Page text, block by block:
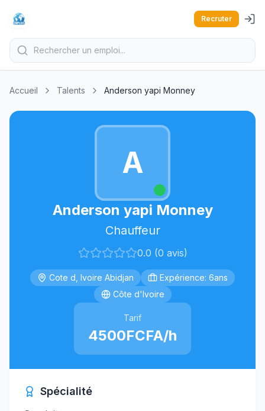
Recruter
Accueil Talents Anderson yapi Monney
A
Anderson yapi Monney
Chauffeur
0.0 (0 avis)
Cote d, Ivoire Abidjan
Expérience: 6ans
Côte d'Ivoire
Tarif
4500FCFA/h
Spécialité